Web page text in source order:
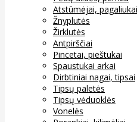
Atstūmėjai, pagaliukai
Žnyplutės
Žirklutės
Antpirščiai
Pincetai, pieštukai
Spaustukai arkai
Dirbtiniai nagai, tipsai
Tipsų paletės
Tipsų vėduoklės
Vonelės